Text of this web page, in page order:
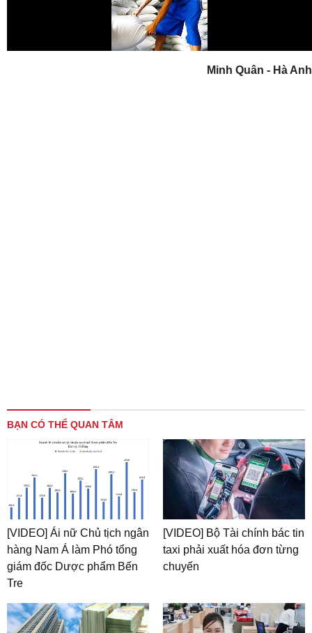
Video
Minh Quân - Hà Anh
BẠN CÓ THỂ QUAN TÂM
[VIDEO] Ái nữ Chủ tịch ngân
hàng Nam Á làm Phó tổng
giám đốc Dược phẩm Bến
Tre
[VIDEO] Bộ Tài chính bác tin
taxi phải xuất hóa đơn từng
chuyến